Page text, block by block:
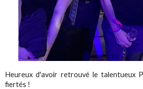
Heureux d'avoir retrouvé le talentueux
fiertés !